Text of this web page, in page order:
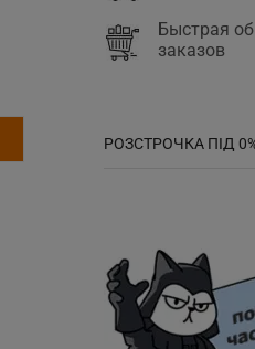
Быстрая
заказов
РОЗСТРОЧКА ПІД